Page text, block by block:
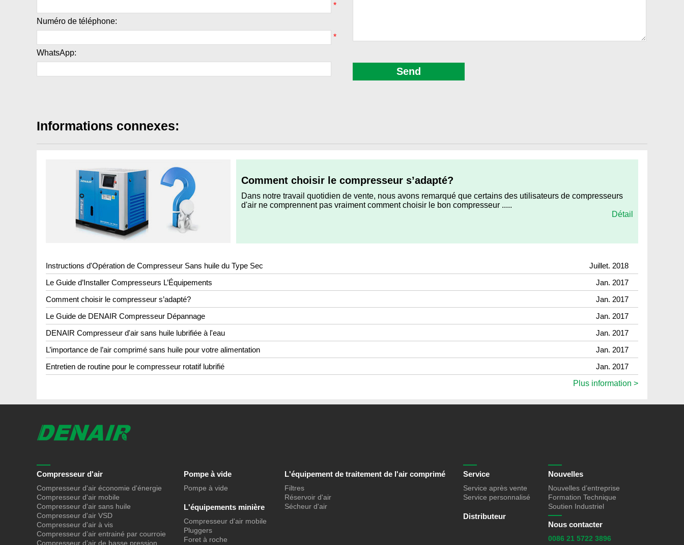
*
Numéro de téléphone:
*
WhatsApp:
Informations connexes:
Comment choisir le compresseur s’adapté?
Dans notre travail quotidien de vente, nous avons remarqué que certains des utilisateurs de compresseurs
d'air ne comprennent pas vraiment comment choisir le bon compresseur .....
Détail
Instructions d'Opération de Compresseur Sans huile du Type Sec
Juillet. 2018
Le Guide d’Installer Compresseurs L’Équipements
Jan. 2017
Comment choisir le compresseur s’adapté?
Jan. 2017
Le Guide de DENAIR Compresseur Dépannage
Jan. 2017
DENAIR Compresseur d'air sans huile lubrifiée à l'eau
Jan. 2017
L’importance de l’air comprimé sans huile pour votre alimentation
Jan. 2017
Entretien de routine pour le compresseur rotatif lubrifié
Jan. 2017
Plus information >
Compresseur d'air
Compresseur d'air économie d'énergie
Compresseur d'air mobile
Compresseur d'air sans huile
Compresseur d'air VSD
Compresseur d'air à vis
Compresseur d’air entrainé par courroie
Compresseur d’air de basse pression
Pompe à vide
Pompe à vide
L'équipements minière
Compresseur d'air mobile
Pluggers
Foret à roche
L'équipement de traitement de l'air comprimé
Filtres
Réservoir d'air
Sécheur d'air
Service
Service après vente
Service personnalisé
Distributeur
Nouvelles
Nouvelles d’entreprise
Formation Technique
Soutien Industriel
Nous contacter
0086 21 5722 3896